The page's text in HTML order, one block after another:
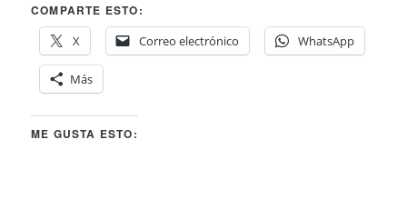
COMPARTE ESTO:
X
Correo electrónico WhatsApp
Más
ME GUSTA ESTO: